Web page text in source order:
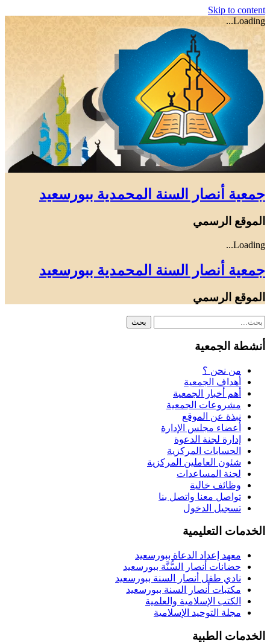
Skip to content
Loading...
جمعية أنصار السنة المحمدية ببورسعيد
الموقع الرسمي
Loading...
جمعية أنصار السنة المحمدية ببورسعيد
الموقع الرسمي
أنشطة الجمعية
من نحن ؟
أهداف الجمعية
أهم أخبار الجمعية
مشروعات الجمعية
نبذة عن الموقع
أعضاء مجلس الإدارة
إدارة لجنة الدعوة
الحسابات المركزية
شئون العاملين المركزية
لجنة المساعدات
وظائف خالية
تواصل معنا واتصل بنا
تسجيل الدخول
الخدمات التعليمية
معهد إعداد الدعاة ببورسعيد
حضانات أنصار السُّنَّة ببورسعيد
نادي طفل أنصار السنة ببورسعيد
مكتبات أنصار السنة ببورسعيد
الكتب الإسلامية والعلمية
مجلة التوحيد الإسلامية
الخدمات الطبية